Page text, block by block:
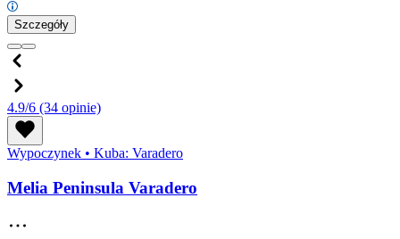
Szczegóły
4.9/6 (34 opinie)
Wypoczynek • Kuba: Varadero
Melia Peninsula Varadero